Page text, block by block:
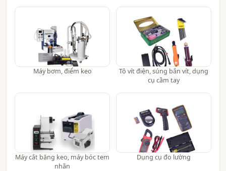
Máy bơm, điểm keo
Tô vít điện, súng bắn vít, dụng
cụ cầm tay
Máy cắt băng keo, máy bóc tem
nhãn
Dụng cụ đo lường